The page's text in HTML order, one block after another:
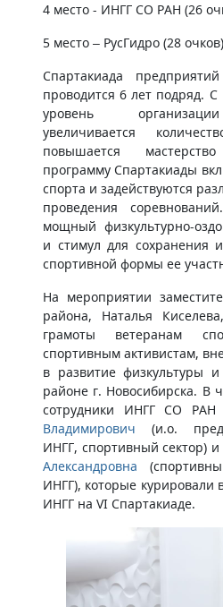
4 место - ИНГГ СО РАН (26
5 место – РусГидро (28 очков)
Спартакиада
проводится 6 лет подряд.
уровень
увеличивается
повышается
программу Спартакиады
спорта и задействуются
проведения
мощный физкультурно-
и стимул для сохранения
спортивной формы ее
На мероприятии
района, Наталья
грамоты ветеранам
спортивным активистам,
в развитие физкультуры
районе г. Новосибирска. В
сотрудники ИНГГ СО РАН
Владимирович (и.о.
ИНГГ, спортивный сектор) и
Александровна
ИНГГ), которые курировали
ИНГГ на VI Спартакиаде.